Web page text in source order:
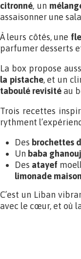
citronné, un
assaisonner une
À leurs côtés, une
parfumer desserts
La box propose
la pistache, et un
taboulé revisité au
Trois recettes
rythment
Des brochettes
Un baba ghanouj
Des atayef
limonade maison
C’est un Liban
avec le cœur, et où